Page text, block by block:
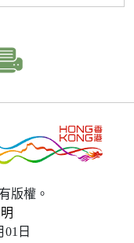
版權。
01日